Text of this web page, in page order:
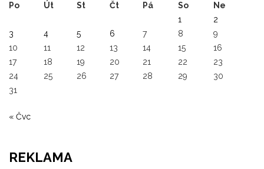
Po
Út St Čt Pá So
Ne
1
2
3
4 5 6 7 8
9
10
11 12 13 14 15
16
17
18 19 20 21 22
23
24
25 26 27 28 29
30
31
« Čvc
REKLAMA